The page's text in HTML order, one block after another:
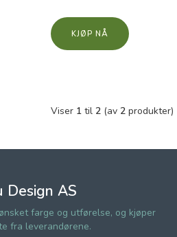
KJØP
Viser 1 til 2 (av 2 produkter)
Design AS
farge og utførelse, og kjøper
fra leverandørene.